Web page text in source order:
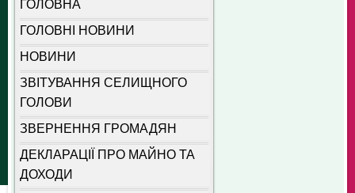
ГОЛОВНА
ГОЛОВНІ НОВИНИ
НОВИНИ
ЗВІТУВАННЯ СЕЛИЩНОГО
ГОЛОВИ
ЗВЕРНЕННЯ ГРОМАДЯН
ДЕКЛАРАЦІЇ ПРО МАЙНО ТА
ДОХОДИ